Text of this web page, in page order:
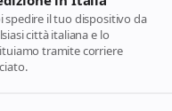
spedire il tuo dispositivo da
città italiana e lo
tramite corriere